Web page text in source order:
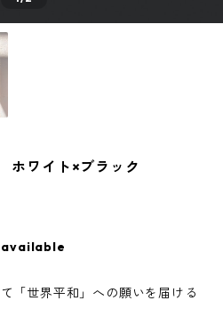
ワイト×ブラック
「世界平和」への願いを届ける